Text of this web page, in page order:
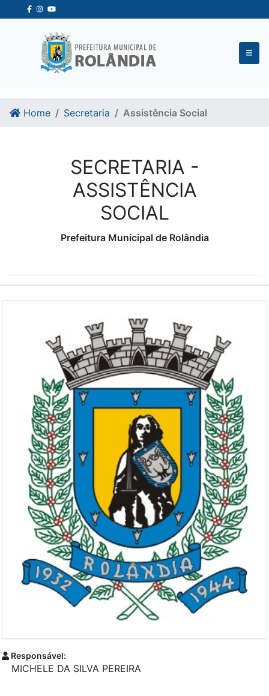
Ir para o conteudo
Ir para o fim do conteudo
Home Secretaria Assistência Social
SECRETARIA -
ASSISTÊNCIA
SOCIAL
Prefeitura Municipal de Rolândia
Responsável:
MICHELE DA SILVA PEREIRA